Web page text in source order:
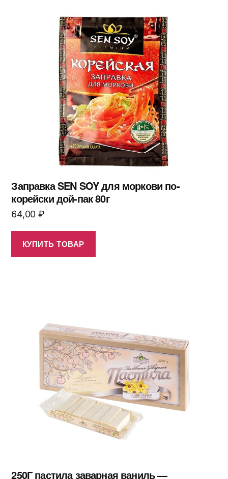
Заправка SEN SOY для моркови по-
корейски дой-пак 80г
64,00 ₽
КУПИТЬ ТОВАР
250Г пастила заварная ваниль —